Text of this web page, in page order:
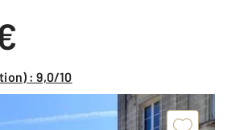
: 9,0/10